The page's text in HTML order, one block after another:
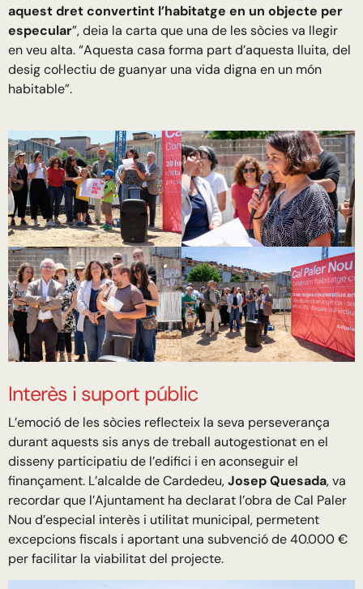
aquest dret convertint l’habitatge en un objecte per
especular”, deia la carta que una de les sòcies va llegir
en veu alta. “Aquesta casa forma part d’aquesta lluita, del
desig col·lectiu de guanyar una vida digna en un món
habitable”.
Interès i suport públic
L’emoció de les sòcies reflecteix la seva perseverança
durant aquests sis anys de treball autogestionat en el
disseny participatiu de l’edifici i en aconseguir el
finançament. L’alcalde de Cardedeu,Josep Quesada, va
recordar que l’Ajuntament ha declarat l’obra de Cal Paler
Nou d’especial interès i utilitat municipal, permetent
excepcions fiscals i aportant una subvenció de 40.000 €
per facilitar la viabilitat del projecte.